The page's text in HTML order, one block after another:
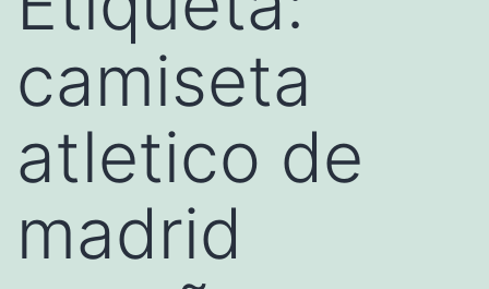
camiseta
atletico de
madrid